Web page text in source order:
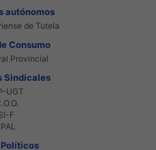
autónomos
de Tutela
Consumo
Provincial
Sindicales
UGT
F